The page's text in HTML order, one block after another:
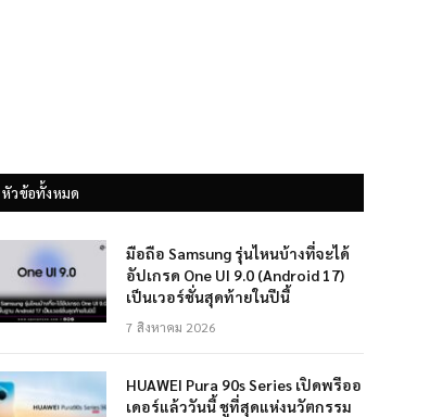
หัวข้อทั้งหมด
มือถือ Samsung รุ่นไหนบ้างที่จะได้
อัปเกรด One UI 9.0 (Android 17)
เป็นเวอร์ชั่นสุดท้ายในปีนี้
7 สิงหาคม 2026
HUAWEI Pura 90s Series เปิดพรีออ
เดอร์แล้ววันนี้ ชูที่สุดแห่งนวัตกรรม